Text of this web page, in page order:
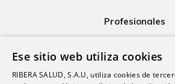
Profesionales
Investigación
Formación
Ese sitio web utiliza cookies
RIBERA SALUD, S.A.U, utiliza cookies de